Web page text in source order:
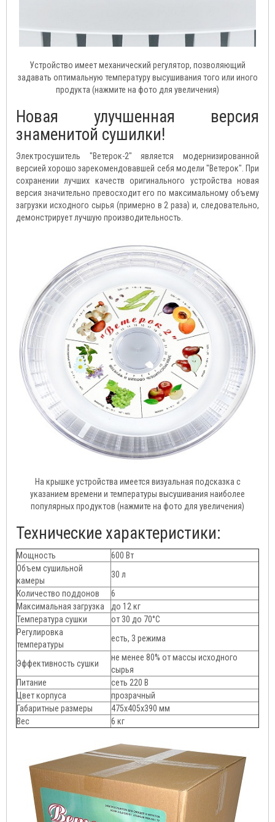
Устройство имеет механический регулятор, позволяющий
задавать оптимальную температуру высушивания того или иного
продукта (нажмите на фото для увеличения)
Новая улучшенная версия
знаменитой сушилки!
Электросушитель "Ветерок-2" является модернизированной
версией хорошо зарекомендовавшей себя модели "Ветерок". При
сохранении лучших качеств оригинального устройства новая
версия значительно превосходит его по максимальному объему
загрузки исходного сырья (примерно в 2 раза) и, следовательно,
демонстрирует лучшую производительность.
На крышке устройства имеется визуальная подсказка с
указанием времени и температуры высушивания наиболее
популярных продуктов (нажмите на фото для увеличения)
Технические характеристики:
Мощность
600 Вт
Объем сушильной
камеры
30 л
Количество поддонов
6
Максимальная загрузка
до 12 кг
Температура сушки
от 30 до 70°C
Регулировка
температуры
есть, 3 режима
Эффективность сушки
не менее 80% от массы исходного
сырья
Питание
сеть 220 В
Цвет корпуса
прозрачный
Габаритные размеры
475х405х390 мм
Вес
6 кг